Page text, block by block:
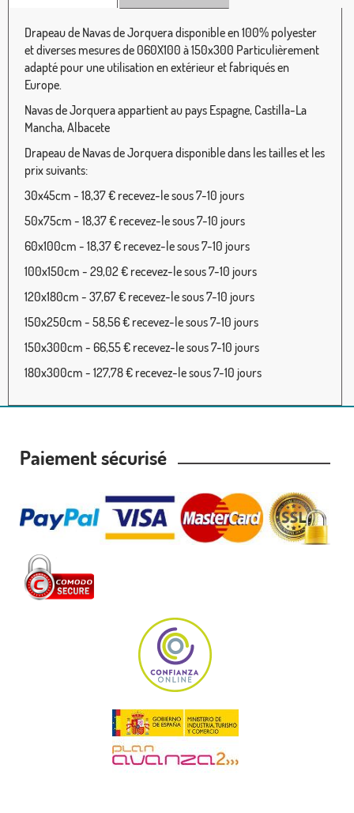
Drapeau de Navas de Jorquera disponible en 100% polyester
et diverses mesures de 060X100 à 150x300 Particulièrement
adapté pour une utilisation en extérieur et fabriqués en
Europe.
Navas de Jorquera appartient au pays Espagne, Castilla-La
Mancha, Albacete
Drapeau de Navas de Jorquera disponible dans les tailles et les
prix suivants:
30x45cm - 18,37 € recevez-le sous 7-10 jours
50x75cm - 18,37 € recevez-le sous 7-10 jours
60x100cm - 18,37 € recevez-le sous 7-10 jours
100x150cm - 29,02 € recevez-le sous 7-10 jours
120x180cm - 37,67 € recevez-le sous 7-10 jours
150x250cm - 58,56 € recevez-le sous 7-10 jours
150x300cm - 66,55 € recevez-le sous 7-10 jours
180x300cm - 127,78 € recevez-le sous 7-10 jours
Paiement sécurisé